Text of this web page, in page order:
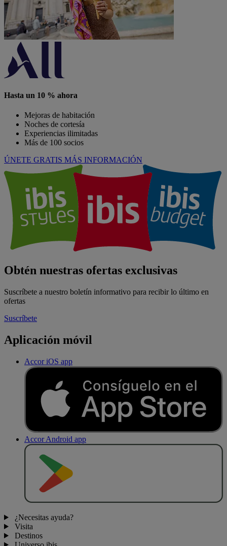
Hasta un 10 % ahora
Mejoras de habitación
Noches de cortesía
Experiencias ilimitadas
Más de 100 socios
ÚNETE GRATIS MÁS INFORMACIÓN
Obtén nuestras ofertas exclusivas
Suscríbete a nuestro boletín informativo para recibir lo último en
ofertas
Suscríbete
Aplicación móvil
Accor iOS app
Accor Android app
¿Necesitas ayuda?
Visita
Destinos